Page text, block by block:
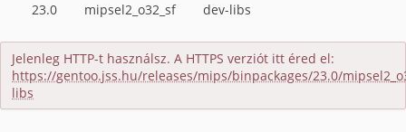
23.0 mipsel2_o32_sf dev-libs
Jelenleg HTTP-t használsz. A HTTPS verziót itt éred el:
https://gentoo.jss.hu/releases/mips/binpackages/23.0/
libs